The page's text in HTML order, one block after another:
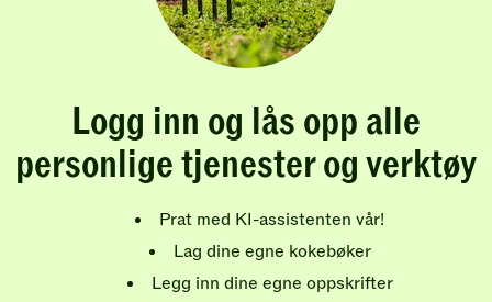
Logg inn og lås opp alle
personlige tjenester og verktøy
Prat med KI-assistenten vår!
Lag dine egne kokebøker
Legg inn dine egne oppskrifter